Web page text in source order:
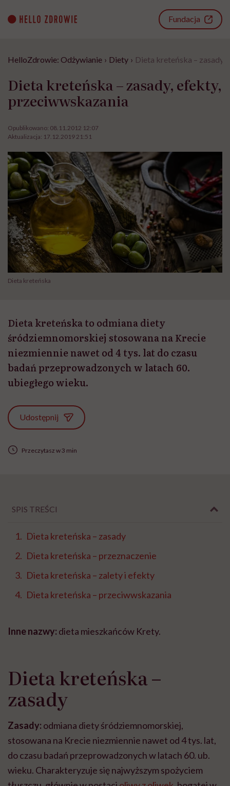
content
Fundacja
HelloZdrowie: Odżywianie › Diety › Dieta kreteńska –
Dieta kreteńska – zasady, efekty,
przeciwwskazania
Opublikowano: 08.11.2012 12:07
Aktualizacja: 17.12.2019 21:51
Dieta kreteńska
Dieta kreteńska to odmiana diety
śródziemnomorskiej stosowana na Krecie
niezmiennie nawet od 4 tys. lat do czasu
badań przeprowadzonych w latach 60.
ubiegłego wieku.
Udostępnij
Przeczytasz w 3 min
SPIS TREŚCI
Dieta kreteńska – zasady
Dieta kreteńska – przeznaczenie
Dieta kreteńska – zalety i efekty
Dieta kreteńska – przeciwwskazania
Inne nazwy: dieta mieszkańców Krety.
Dieta kreteńska –
zasady
Zasady: odmiana diety śródziemnomorskiej,
stosowana na Krecie niezmiennie nawet od 4 tys. lat,
do czasu badań przeprowadzonych w latach 60. ub.
wieku. Charakteryzuje się najwyższym spożyciem